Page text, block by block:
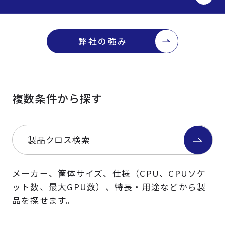
弊社の強み
複数条件から探す
製品クロス検索
メーカー、筐体サイズ、仕様（CPU、CPUソケ
ット数、最大GPU数）、特長・用途などから製
品を探せます。